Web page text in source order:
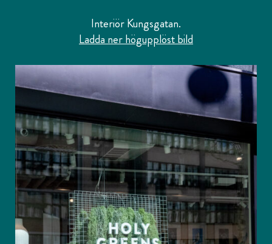
Interiör Kungsgatan.
Ladda ner högupplöst bild